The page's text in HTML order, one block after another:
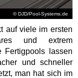
© DJD/Pool-Systems.de
auf viele im ersten
und extrem
Fertigpools lassen
und schneller
man hat sich im